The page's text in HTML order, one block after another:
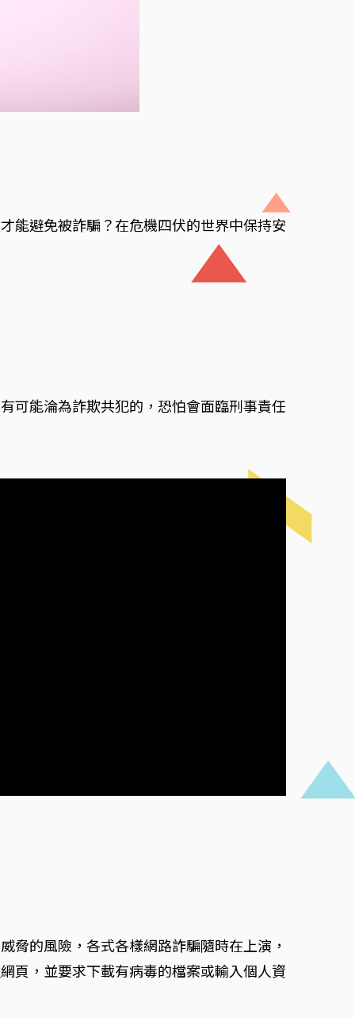
能避免被詐騙？在危機四伏的世界中保持安
可能淪為詐欺共犯的，恐怕會面臨刑事責任
脅的風險，各式各樣網路詐騙隨時在上演，
頁，並要求下載有病毒的檔案或輸入個人資